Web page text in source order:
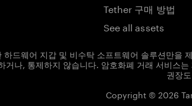
Tether 구매 방법
See all assets
드웨어 지갑 및 비수탁 소프트웨어 솔루션만
거나, 통제하지 않습니다. 암호화폐 거래 서비
권장